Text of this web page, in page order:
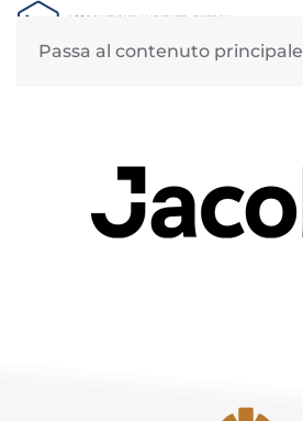
Passa al contenuto principale